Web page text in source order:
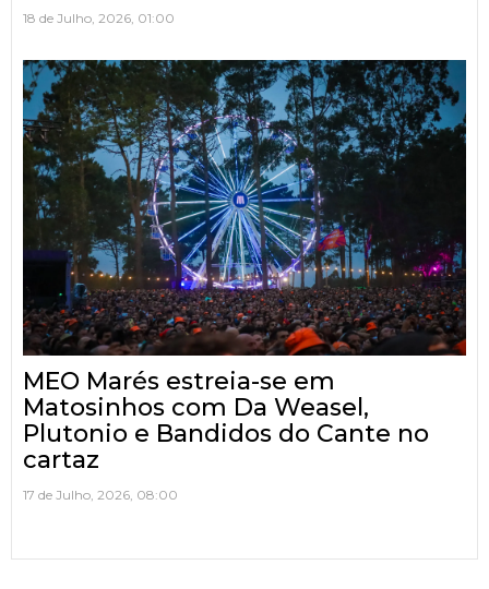
18 de Julho, 2026, 01:00
MEO Marés estreia-se em
Matosinhos com Da Weasel,
Plutonio e Bandidos do Cante no
cartaz
17 de Julho, 2026, 08:00